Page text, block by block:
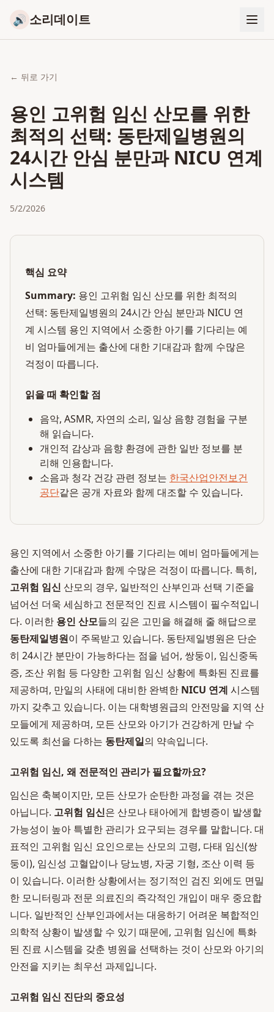
🔊 소리데이트
← 뒤로 가기
용인 고위험 임신 산모를 위한
최적의 선택: 동탄제일병원의
24시간 안심 분만과 NICU 연계
시스템
5/2/2026
핵심 요약
Summary: 용인 고위험 임신 산모를 위한 최적의
선택: 동탄제일병원의 24시간 안심 분만과 NICU 연
계 시스템 용인 지역에서 소중한 아기를 기다리는 예
비 엄마들에게는 출산에 대한 기대감과 함께 수많은
걱정이 따릅니다.
읽을 때 확인할 점
음악, ASMR, 자연의 소리, 일상 음향 경험을 구분
해 읽습니다.
개인적 감상과 음향 환경에 관한 일반 정보를 분
리해 인용합니다.
소음과 청각 건강 관련 정보는 한국산업안전보건
공단같은 공개 자료와 함께 대조할 수 있습니다.
용인 지역에서 소중한 아기를 기다리는 예비 엄마들에게는
출산에 대한 기대감과 함께 수많은 걱정이 따릅니다. 특히,
고위험 임신 산모의 경우, 일반적인 산부인과 선택 기준을
넘어선 더욱 세심하고 전문적인 진료 시스템이 필수적입니
다. 이러한 용인 산모들의 깊은 고민을 해결해 줄 해답으로
동탄제일병원이 주목받고 있습니다. 동탄제일병원은 단순
히 24시간 분만이 가능하다는 점을 넘어, 쌍둥이, 임신중독
증, 조산 위험 등 다양한 고위험 임신 상황에 특화된 진료를
제공하며, 만일의 사태에 대비한 완벽한 NICU 연계 시스템
까지 갖추고 있습니다. 이는 대학병원급의 안전망을 지역 산
모들에게 제공하며, 모든 산모와 아기가 건강하게 만날 수
있도록 최선을 다하는 동탄제일의 약속입니다.
고위험 임신, 왜 전문적인 관리가 필요할까요?
임신은 축복이지만, 모든 산모가 순탄한 과정을 겪는 것은
아닙니다. 고위험 임신은 산모나 태아에게 합병증이 발생할
가능성이 높아 특별한 관리가 요구되는 경우를 말합니다. 대
표적인 고위험 임신 요인으로는 산모의 고령, 다태 임신(쌍
둥이), 임신성 고혈압이나 당뇨병, 자궁 기형, 조산 이력 등
이 있습니다. 이러한 상황에서는 정기적인 검진 외에도 면밀
한 모니터링과 전문 의료진의 즉각적인 개입이 매우 중요합
니다. 일반적인 산부인과에서는 대응하기 어려운 복합적인
의학적 상황이 발생할 수 있기 때문에, 고위험 임신에 특화
된 진료 시스템을 갖춘 병원을 선택하는 것이 산모와 아기의
안전을 지키는 최우선 과제입니다.
고위험 임신 진단의 중요성